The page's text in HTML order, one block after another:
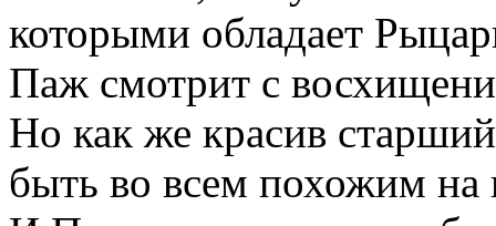
которыми обладает
Паж смотрит с
Но как же красив
быть во всем похожим на